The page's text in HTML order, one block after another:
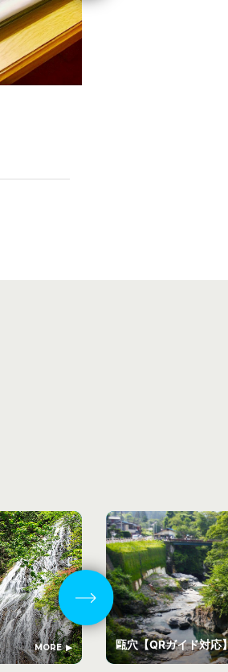
MORE 甌穴【QRガイド対